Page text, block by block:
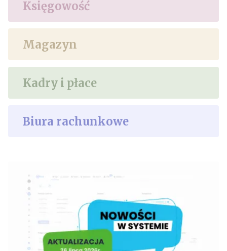
Księgowość
Magazyn
Kadry i płace
Biura rachunkowe